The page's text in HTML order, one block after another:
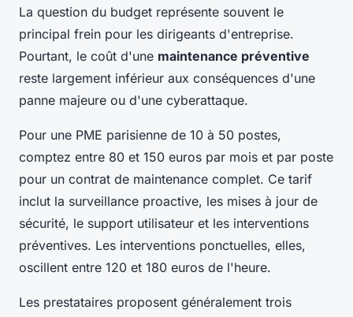
La question du budget représente souvent le
principal frein pour les dirigeants d'entreprise.
Pourtant, le coût d'une maintenance préventive
reste largement inférieur aux conséquences d'une
panne majeure ou d'une cyberattaque.
Pour une PME parisienne de 10 à 50 postes,
comptez entre 80 et 150 euros par mois et par poste
pour un contrat de maintenance complet. Ce tarif
inclut la surveillance proactive, les mises à jour de
sécurité, le support utilisateur et les interventions
préventives. Les interventions ponctuelles, elles,
oscillent entre 120 et 180 euros de l'heure.
Les prestataires proposent généralement trois